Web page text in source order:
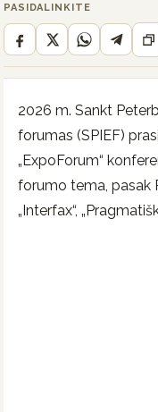
PASIDALINKITE
2026 m. Sankt
forumas (SPIEF)
„ExpoForum“
forumo tema, pasak
„Interfax“,